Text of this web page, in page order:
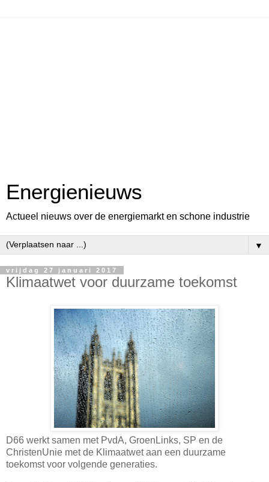
Energienieuws
Actueel nieuws over de energiemarkt en schone industrie
▼
vrijdag 27 januari 2017
Klimaatwet voor duurzame toekomst
D66 werkt samen met PvdA, GroenLinks, SP en de
ChristenUnie met de Klimaatwet aan een duurzame
toekomst voor volgende generaties.